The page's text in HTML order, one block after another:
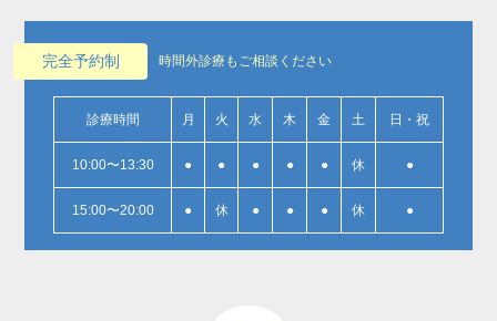
完全予約制 時間外診療もご相談ください
診療時間 月 火 水 木 金 土 日・祝
10:00〜13:30 ● ● ● ● ● 休 ●
15:00〜20:00 ● 休 ● ● ● 休 ●